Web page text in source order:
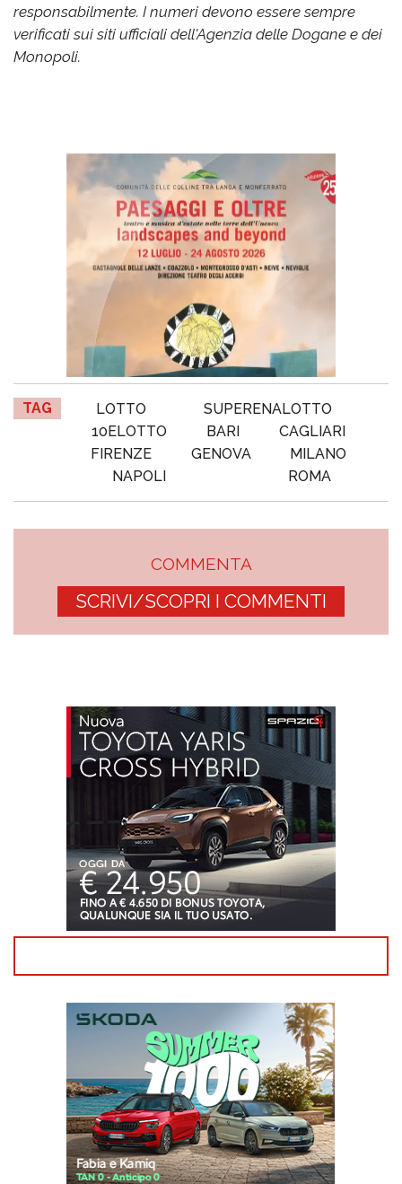
responsabilmente. I numeri devono essere sempre
verificati sui siti ufficiali dell'Agenzia delle Dogane e dei
Monopoli.
TAG LOTTO
SUPERENALOTTO
10ELOTTO
BARI
CAGLIARI
FIRENZE
GENOVA
MILANO
NAPOLI
ROMA
COMMENTA
SCRIVI/SCOPRI I COMMENTI